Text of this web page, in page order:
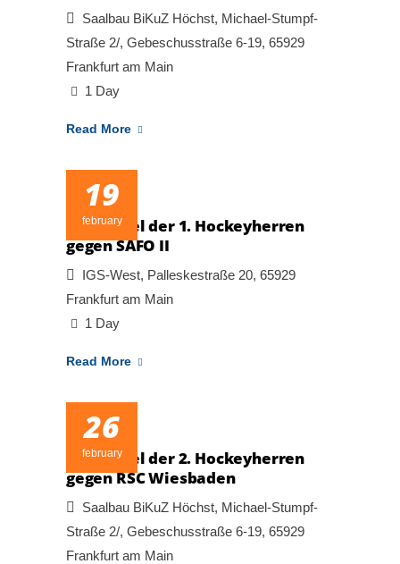
Saalbau BiKuZ Höchst, Michael-Stumpf-
Straße 2/, Gebeschusstraße 6-19, 65929
Frankfurt am Main
1 Day
Read More
19
february
Heimspiel der 1. Hockeyherren
gegen SAFO II
IGS-West, Palleskestraße 20, 65929
Frankfurt am Main
1 Day
Read More
26
february
Heimspiel der 2. Hockeyherren
gegen RSC Wiesbaden
Saalbau BiKuZ Höchst, Michael-Stumpf-
Straße 2/, Gebeschusstraße 6-19, 65929
Frankfurt am Main